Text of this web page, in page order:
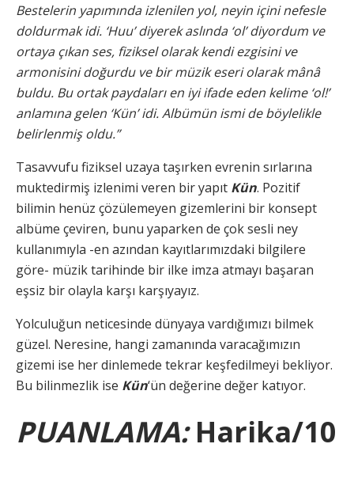
Bestelerin yapımında izlenilen yol, neyin içini nefesle
doldurmak idi. ‘Huu’ diyerek aslında ‘ol’ diyordum ve
ortaya çıkan ses, fiziksel olarak kendi ezgisini ve
armonisini doğurdu ve bir müzik eseri olarak mânâ
buldu. Bu ortak paydaları en iyi ifade eden kelime ‘ol!’
anlamına gelen ‘Kün’ idi. Albümün ismi de böylelikle
belirlenmiş oldu.”
Tasavvufu fiziksel uzaya taşırken evrenin sırlarına
muktedirmiş izlenimi veren bir yapıt Kün. Pozitif
bilimin henüz çözülemeyen gizemlerini bir konsept
albüme çeviren, bunu yaparken de çok sesli ney
kullanımıyla -en azından kayıtlarımızdaki bilgilere
göre- müzik tarihinde bir ilke imza atmayı başaran
eşsiz bir olayla karşı karşıyayız.
Yolculuğun neticesinde dünyaya vardığımızı bilmek
güzel. Neresine, hangi zamanında varacağımızın
gizemi ise her dinlemede tekrar keşfedilmeyi bekliyor.
Bu bilinmezlik ise Kün‘ün değerine değer katıyor.
PUANLAMA:Harika/10